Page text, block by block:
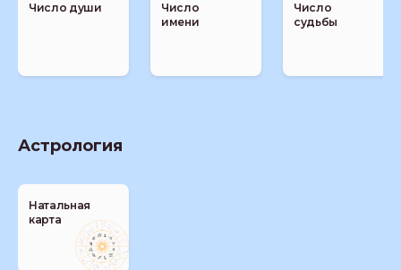
Число души
Число
имени
Число
судьбы
Астрология
Натальная
карта